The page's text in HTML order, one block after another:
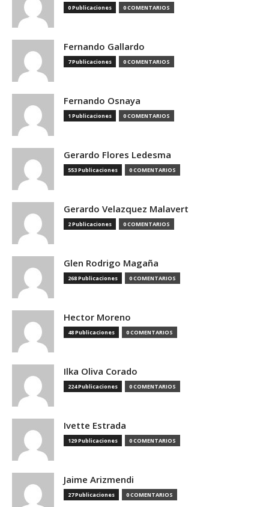
0 Publicaciones 0 COMENTARIOS
Fernando Gallardo
7 Publicaciones 0 COMENTARIOS
Fernando Osnaya
1 Publicaciones 0 COMENTARIOS
Gerardo Flores Ledesma
553 Publicaciones 0 COMENTARIOS
Gerardo Velazquez Malavert
2 Publicaciones 0 COMENTARIOS
Glen Rodrigo Magaña
268 Publicaciones 0 COMENTARIOS
Hector Moreno
48 Publicaciones 0 COMENTARIOS
Ilka Oliva Corado
224 Publicaciones 0 COMENTARIOS
Ivette Estrada
129 Publicaciones 0 COMENTARIOS
Jaime Arizmendi
27 Publicaciones 0 COMENTARIOS